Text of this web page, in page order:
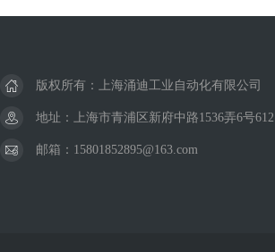
版权所有：上海涌迪工业自动化有限公司
地址：上海市青浦区新府中路1536弄6号612
邮箱：15801852895@163.com